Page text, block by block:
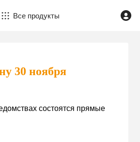
Все продукты
30 ноября
состоятся прямые